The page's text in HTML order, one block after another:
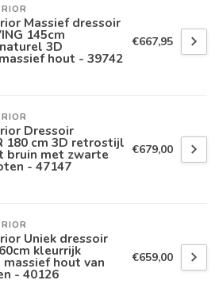
Massief dressoir
145cm
3D
hout - 39742
€667,95
Dressoir
180 cm 3D retrostijl
bruin met zwarte
- 47147
€679,00
Uniek dressoir
kleurrijk
hout van
- 40126
€659,00